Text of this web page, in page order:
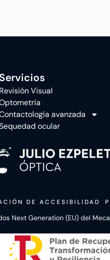
Servicios
Revisión Visual
avanzada
ocular
DE ACCESIBILIDAD
Next Generation (EU) del